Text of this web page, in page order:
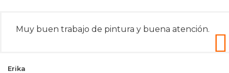
Muy buen trabajo de pintura y buena atención.
Erika